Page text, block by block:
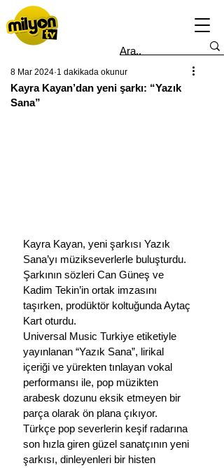
Kayra Kayan’dan yeni şarkı: “Yazık
Sana”
8 Mar 2024 1 dakikada okunur
Kayra Kayan, yeni şarkısı Yazık
Sana’yı müzikseverlerle buluşturdu.
Şarkının sözleri Can Güneş ve
Kadim Tekin’in ortak imzasını
taşırken, prodüktör koltuğunda Aytaç
Kart oturdu.
Universal Music Turkiye etiketiyle
yayınlanan “Yazık Sana”, lirikal
içeriği ve yürekten tınlayan vokal
performansı ile, pop müzikten
arabesk dozunu eksik etmeyen bir
parça olarak ön plana çıkıyor.
Türkçe pop severlerin keşif radarına
son hızla giren güzel sanatçının yeni
şarkısı, dinleyenleri bir histen